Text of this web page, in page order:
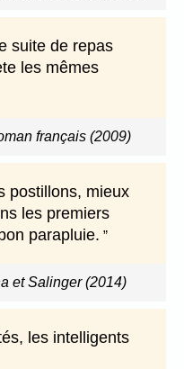
suite de repas
les mêmes
français (2009)
postillons, mieux
les premiers
parapluie.
et Salinger (2014)
les intelligents